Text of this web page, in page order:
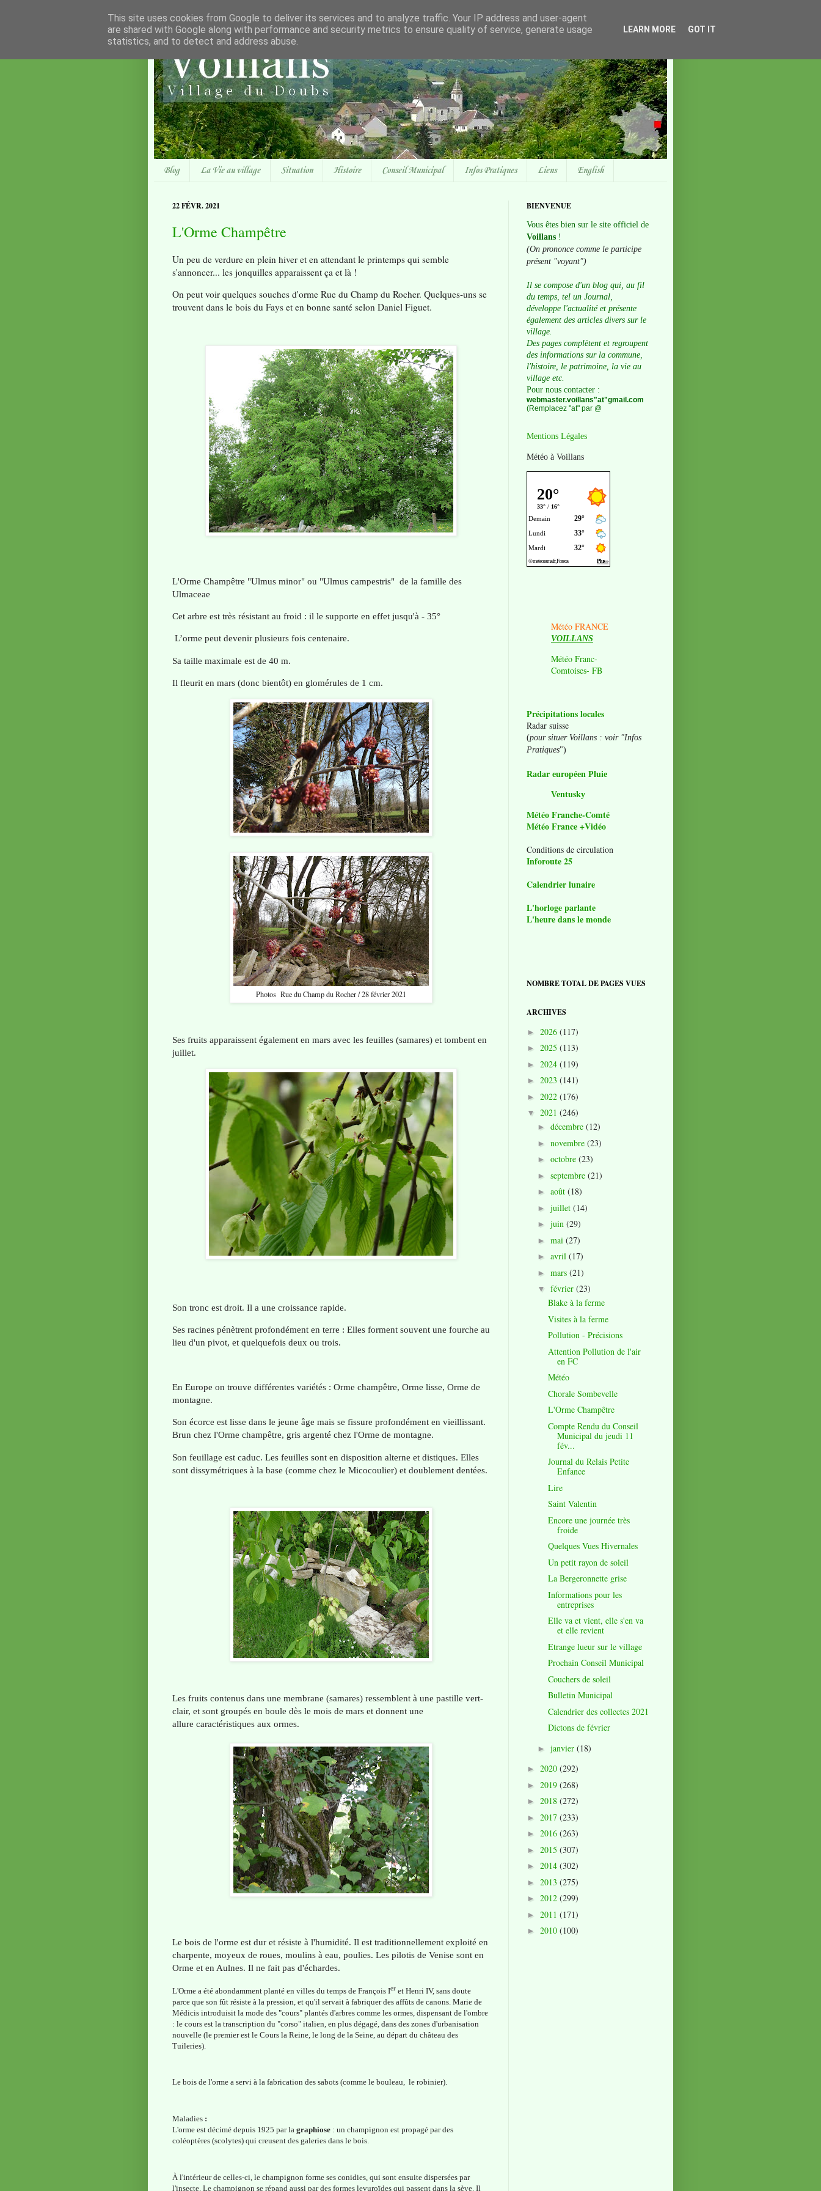
Blog La Vie au village Situation Histoire Conseil Municipal Infos Pratiques Liens English
22 FÉVR. 2021
L'Orme Champêtre
Un peu de verdure en plein hiver et en attendant le printemps qui semble
s'annoncer... les jonquilles apparaissent ça et là !
On peut voir quelques souches d'orme Rue du Champ du Rocher. Quelques-uns se
trouvent dans le bois du Fays et en bonne santé selon Daniel Figuet.
L'Orme Champêtre "Ulmus minor" ou "Ulmus campestris" de la famille des
Ulmaceae
Cet arbre est très résistant au froid : il le supporte en effet jusqu'à - 35°
L’orme peut devenir plusieurs fois centenaire.
Sa taille maximale est de 40 m.
Il fleurit en mars (donc bientôt) en glomérules de 1 cm.
Photos Rue du Champ du Rocher / 28 février 2021
Ses fruits apparaissent également en mars avec les feuilles (samares) et tombent en
juillet.
Son tronc est droit. Il a une croissance rapide.
Ses racines pénètrent profondément en terre : Elles forment souvent une fourche au
lieu d'un pivot, et quelquefois deux ou trois.
En Europe on trouve différentes variétés : Orme champêtre, Orme lisse, Orme de
montagne.
Son écorce est lisse dans le jeune âge mais se fissure profondément en vieillissant.
Brun chez l'Orme champêtre, gris argenté chez l'Orme de montagne.
Son feuillage est caduc. Les feuilles sont en disposition alterne et distiques. Elles
sont dissymétriques à la base (comme chez le Micocoulier) et doublement dentées.
Les fruits contenus dans une membrane (samares) ressemblent à une pastille vert-
clair, et sont groupés en boule dès le mois de mars et donnent une
allure caractéristiques aux ormes.
Le bois de l'orme est dur et résiste à l'humidité. Il est traditionnellement exploité en
charpente, moyeux de roues, moulins à eau, poulies. Les pilotis de Venise sont en
Orme et en Aulnes. Il ne fait pas d'échardes.
L'Orme a été abondamment planté en villes du temps de François Ier et Henri IV, sans doute
parce que son fût résiste à la pression, et qu'il servait à fabriquer des affûts de canons. Marie de
Médicis introduisit la mode des "cours" plantés d'arbres comme les ormes, dispensant de l'ombre
: le cours est la transcription du "corso" italien, en plus dégagé, dans des zones d'urbanisation
nouvelle (le premier est le Cours la Reine, le long de la Seine, au départ du château des
Tuileries).
Le bois de l'orme a servi à la fabrication des sabots (comme le bouleau, le robinier).
Maladies :
L'orme est décimé depuis 1925 par la graphiose : un champignon est propagé par des
coléoptères (scolytes) qui creusent des galeries dans le bois.
À l'intérieur de celles-ci, le champignon forme ses conidies, qui sont ensuite dispersées par
l'insecte. Le champignon se répand aussi par des formes levuroïdes qui passent dans la sève. Il
BIENVENUE
Vous êtes bien sur le site officiel de
Voillans !
(On prononce comme le participe
présent "voyant")
Il se compose d'un blog qui, au fil
du temps, tel un Journal,
développe l'actualité et présente
également des articles divers sur le
village.
Des pages complètent et regroupent
des informations sur la commune,
l'histoire, le patrimoine, la vie au
village etc.
Pour nous contacter :
webmaster.voillans"at"gmail.com
(Remplacez "at" par @
Mentions Légales
Météo à Voillans
Météo FRANCE
VOILLANS
Météo Franc-
Comtoises- FB
Précipitations locales
Radar suisse
(pour situer Voillans : voir "Infos
Pratiques")
Radar européen Pluie
Ventusky
Météo Franche-Comté
Météo France +Vidéo
Conditions de circulation
Inforoute 25
Calendrier lunaire
L'horloge parlante
L'heure dans le monde
NOMBRE TOTAL DE PAGES VUES
ARCHIVES
► 2026 (117)
► 2025 (113)
► 2024 (119)
► 2023 (141)
► 2022 (176)
▼ 2021 (246)
► décembre (12)
► novembre (23)
► octobre (23)
► septembre (21)
► août (18)
► juillet (14)
► juin (29)
► mai (27)
► avril (17)
► mars (21)
▼ février (23)
Blake à la ferme
Visites à la ferme
Pollution - Précisions
Attention Pollution de l'air
en FC
Météo
Chorale Sombevelle
L'Orme Champêtre
Compte Rendu du Conseil
Municipal du jeudi 11
fév...
Journal du Relais Petite
Enfance
Lire
Saint Valentin
Encore une journée très
froide
Quelques Vues Hivernales
Un petit rayon de soleil
La Bergeronnette grise
Informations pour les
entreprises
Elle va et vient, elle s'en va
et elle revient
Etrange lueur sur le village
Prochain Conseil Municipal
Couchers de soleil
Bulletin Municipal
Calendrier des collectes 2021
Dictons de février
► janvier (18)
► 2020 (292)
► 2019 (268)
► 2018 (272)
► 2017 (233)
► 2016 (263)
► 2015 (307)
► 2014 (302)
► 2013 (275)
► 2012 (299)
► 2011 (171)
► 2010 (100)
This site uses cookies from Google to deliver its services and to analyze traffic. Your IP address and user-agent
are shared with Google along with performance and security metrics to ensure quality of service, generate usage
statistics, and to detect and address abuse.
LEARN MORE GOT IT